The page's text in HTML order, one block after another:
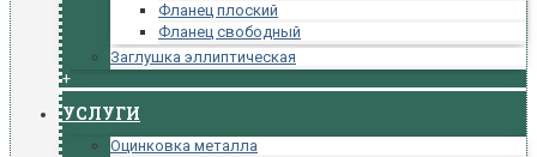
Фланец плоский
Фланец свободный
Заглушка эллиптическая
+
УСЛУГИ
Оцинковка металла